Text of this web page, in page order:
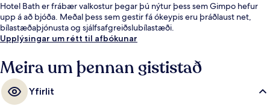
Hotel Bath er frábær valkostur þegar þú nýtur þess sem Gimpo hefur
upp á að bjóða. Meðal þess sem gestir fá ókeypis eru þráðlaust net,
bílastæðaþjónusta og sjálfsafgreiðslubílastæði.
Upplýsingar um rétt til afbókunar
Meira um þennan gististað
Yfirlit